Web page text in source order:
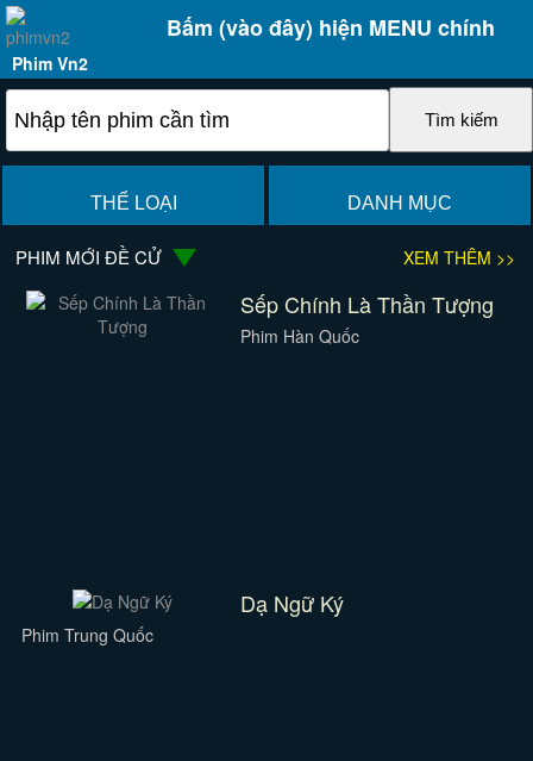
Bấm (vào đây) hiện MENU chính
Phim Vn2
THỂ LOẠI DANH MỤC
PHIM MỚI ĐỀ CỬ XEM THÊM >>
Sếp Chính Là Thần Tượng
Phim Hàn Quốc
Dạ Ngữ Ký
Phim Trung Quốc